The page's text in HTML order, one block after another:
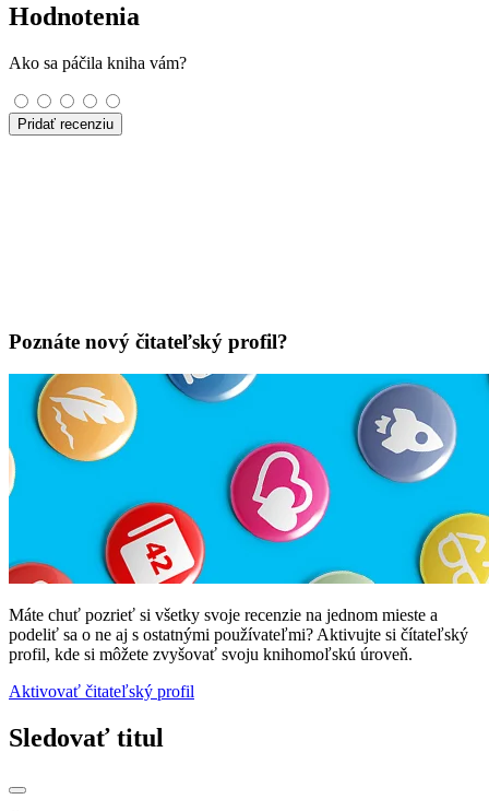
Hodnotenia
Ako sa páčila kniha vám?
Pridať recenziu
Poznáte nový čitateľský profil?
Máte chuť pozrieť si všetky svoje recenzie na jednom mieste a
podeliť sa o ne aj s ostatnými používateľmi? Aktivujte si čítateľský
profil, kde si môžete zvyšovať svoju knihomoľskú úroveň.
Aktivovať čitateľský profil
Sledovať titul